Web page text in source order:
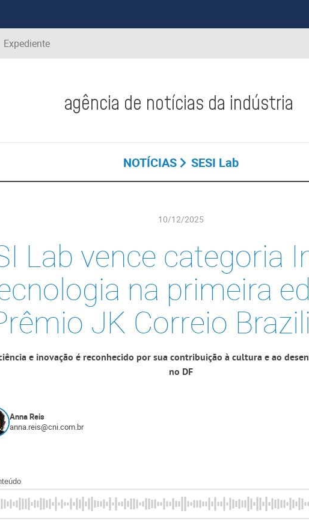
Expediente
agência de notícias da indústria
NOTÍCIAS SESI Lab
10/12/2025
Lab vence categoria
na primeira
JK Correio
e inovação é reconhecido por sua contribuição à cultura e ao
no DF
Anna Reis
anna.reis@cni.com.br